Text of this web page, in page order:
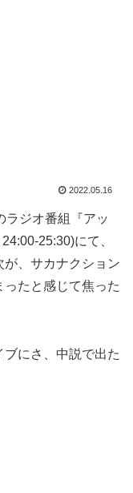
2022.05.16
ラジオ番組『アッ
25:30)にて、
、サカナクション
たと感じて焦った
ブにさ、中説で出た